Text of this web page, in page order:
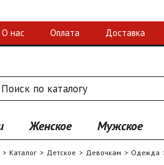
О нас Оплата Доставка
каталогу
Женское Мужское
Каталог Детское Девочкам Одежда